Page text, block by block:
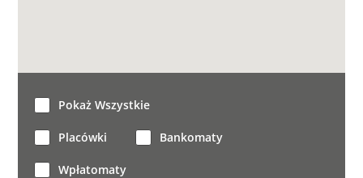
Pokaż Wszystkie
Placówki Bankomaty
Wpłatomaty